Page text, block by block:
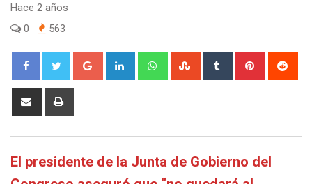
Hace 2 años
0
563
Google+ LinkedIn WhatsappStumbleUpon
Tumblr Pinterest
Share
El presidente de la Junta de Gobierno del